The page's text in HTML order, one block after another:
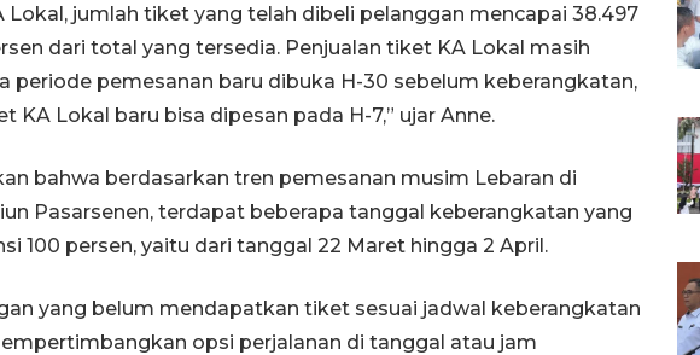
Lokal, jumlah tiket yang telah dibeli pelanggan mencapai 38.497
dari total yang tersedia. Penjualan tiket KA Lokal masih
periode pemesanan baru dibuka H-30 sebelum keberangkatan,
KA Lokal baru bisa dipesan pada H-7,” ujar Anne.
bahwa berdasarkan tren pemesanan musim Lebaran di
Pasarsenen, terdapat beberapa tanggal keberangkatan yang
100 persen, yaitu dari tanggal 22 Maret hingga 2 April.
yang belum mendapatkan tiket sesuai jadwal keberangkatan
opsi perjalanan di tanggal atau jam